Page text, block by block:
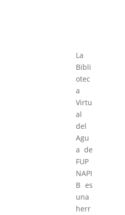
La
Bibli
otec
a
Virtu
al
del
Agu
a de
FUP
NAPI
B es
una
herr